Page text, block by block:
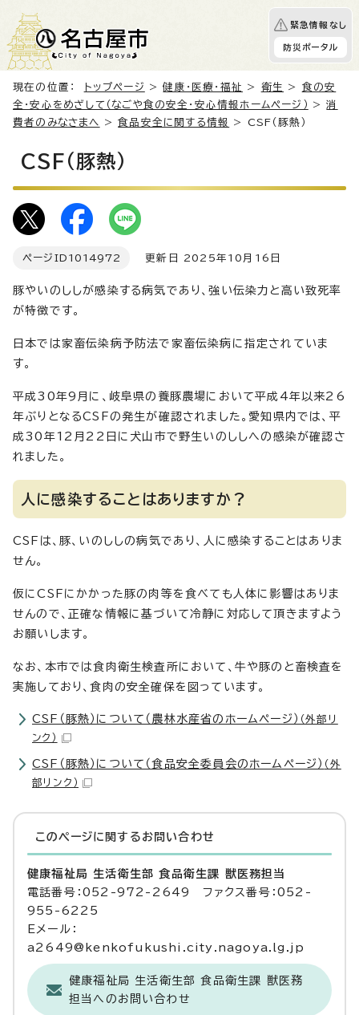
緊急情報なし
防災ポータル
現在の位置： トップページ >健康・医療・福祉 > 衛生 > 食の安
全・安心をめざして（なごや食の安全・安心情報ホームページ）
>消
費者のみなさまへ
>食品安全に関する情報 > CSF（豚熱）
CSF（豚熱）
ページID 1014972 更新日 2025年10月16日
豚やいのししが感染する病気であり、強い伝染力と高い致死率
が特徴です。
日本では家畜伝染病予防法で家畜伝染病に指定されていま
す。
平成30年9月に、岐阜県の養豚農場において平成4年以来26
年ぶりとなるCSFの発生が確認されました。愛知県内では、平
成30年12月22日に犬山市で野生いのししへの感染が確認さ
れました。
人に感染することはありますか？
CSFは、豚、いのししの病気であり、人に感染することはありま
せん。
仮にCSFにかかった豚の肉等を食べても人体に影響はありま
せんので、正確な情報に基づいて冷静に対応して頂きますよう
お願いします。
なお、本市では食肉衛生検査所において、牛や豚のと畜検査を
実施しており、食肉の安全確保を図っています。
CSF（豚熱）について（農林水産省のホームページ） （外部リ
ンク）
CSF（豚熱）について（食品安全委員会のホームページ） （外
部リンク）
このページに関する お問い合わせ
健康福祉局 生活衛生部 食品衛生課 獣医務担当
電話番号：052-972-2649 ファクス番号：052-
955-6225
Eメール：
a2649@kenkofukushi.city.nagoya.lg.jp
健康福祉局 生活衛生部 食品衛生課 獣医務
担当へのお問い合わせ